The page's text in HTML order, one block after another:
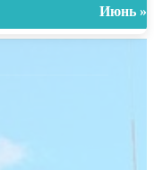
Июнь »